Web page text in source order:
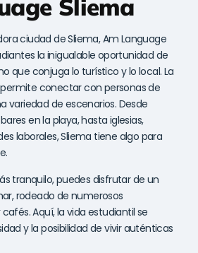
Sliema
ciudad de Sliema, Am Language
la inigualable oportunidad de
que conjuga lo turístico y lo local. La
conectar con personas de
variedad de escenarios. Desde
en la playa, hasta iglesias,
laborales, Sliema tiene algo para
tranquilo, puedes disfrutar de un
rodeado de numerosos
Aquí, la vida estudiantil se
y la posibilidad de vivir auténticas